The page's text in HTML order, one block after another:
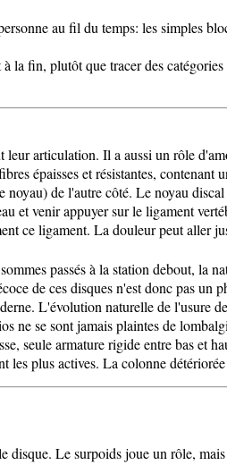
au fil du temps: les simples
fin, plutôt que tracer des
articulation. Il a aussi un rôle
épaisses et résistantes,
de l'autre côté. Le noyau
et venir appuyer sur le ligament
ce ligament. La douleur peut aller
passés à la station debout, la
de ces disques n'est donc pas un
L'évolution naturelle de l'usure
ne se sont jamais plaintes de
seule armature rigide entre bas et
plus actives. La colonne
disque. Le surpoids joue un rôle,